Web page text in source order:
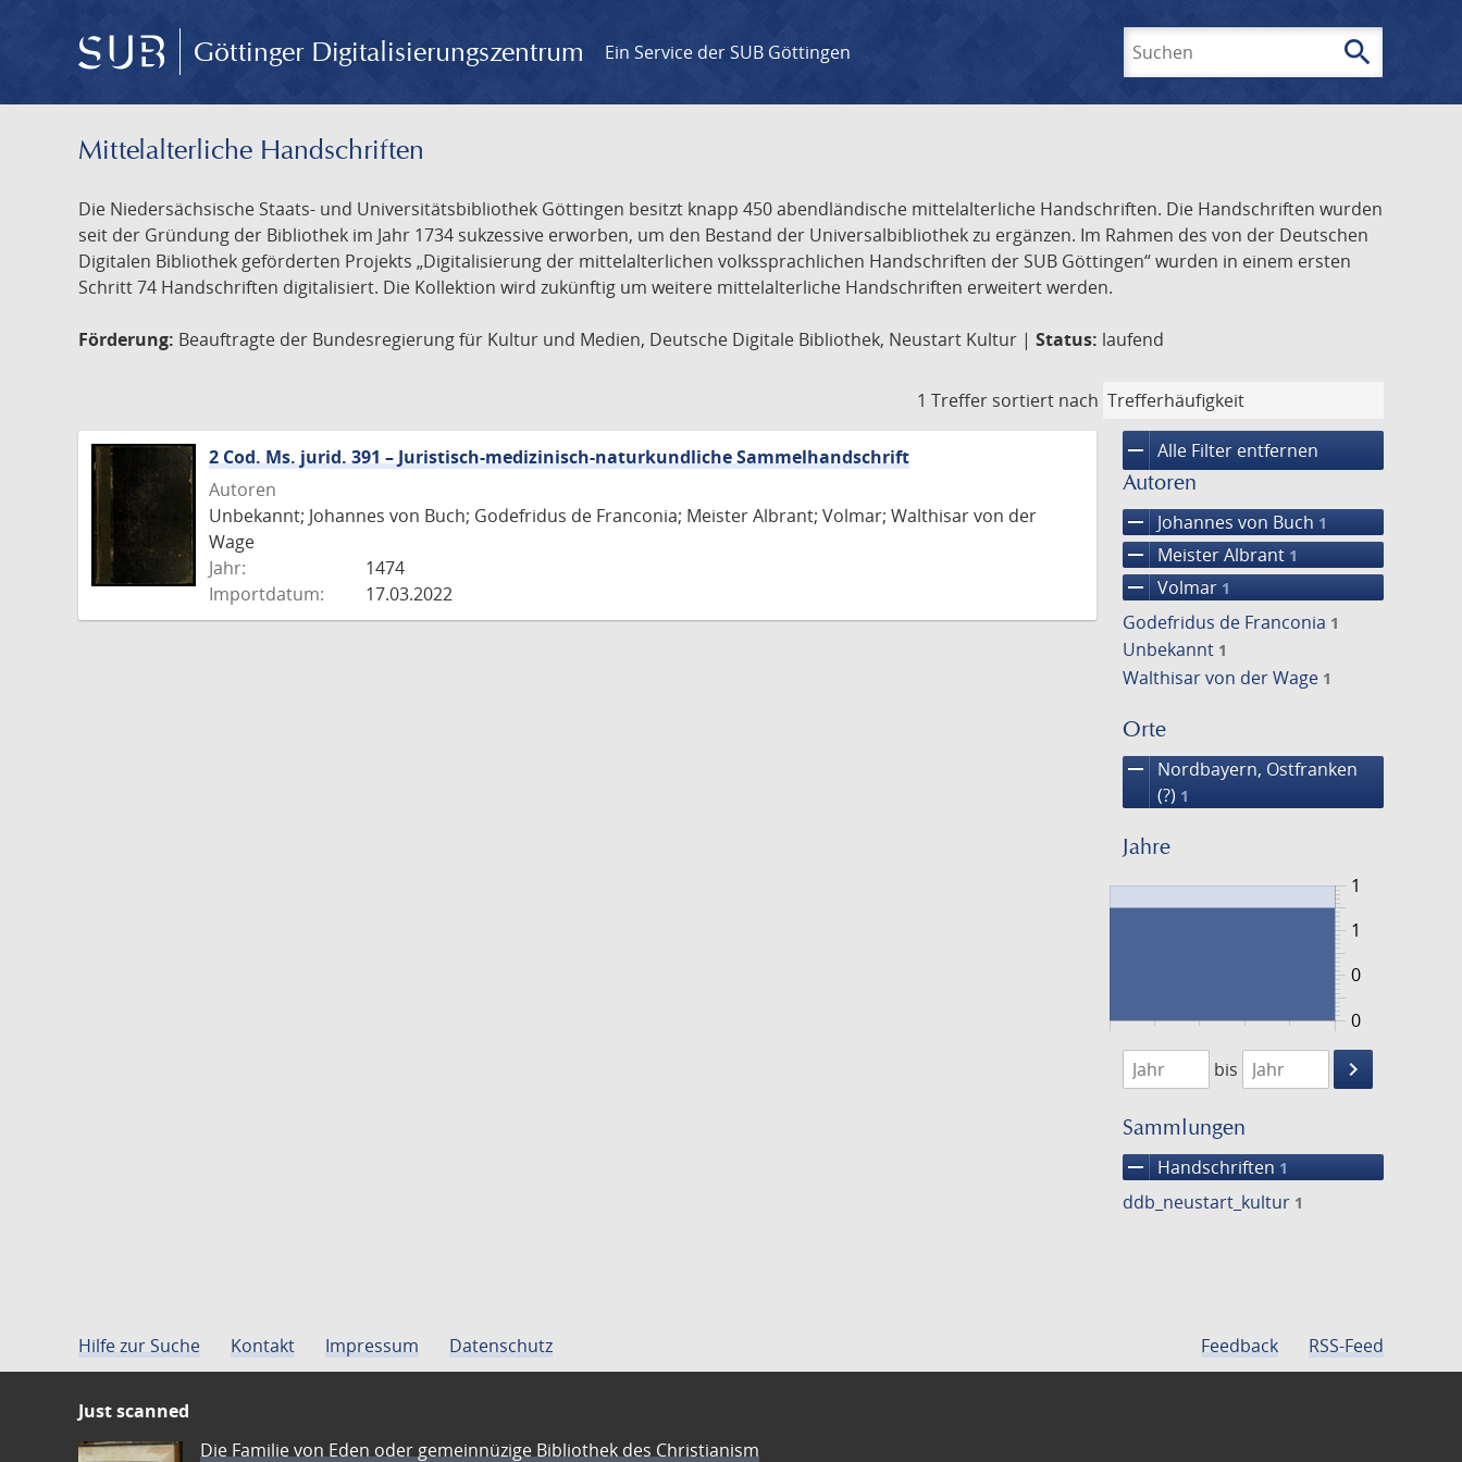
Göttinger Digitalisierungszentrum Ein Service der SUB Göttingen search
Mittelalterliche Handschriften
Die Niedersächsische Staats- und Universitätsbibliothek Göttingen besitzt knapp 450 abendländische mittelalterliche Handschriften. Die Handschriften wurden
seit der Gründung der Bibliothek im Jahr 1734 sukzessive erworben, um den Bestand der Universalbibliothek zu ergänzen. Im Rahmen des von der Deutschen
Digitalen Bibliothek geförderten Projekts „Digitalisierung der mittelalterlichen volkssprachlichen Handschriften der SUB Göttingen“ wurden in einem ersten
Schritt 74 Handschriften digitalisiert. Die Kollektion wird zukünftig um weitere mittelalterliche Handschriften erweitert werden.
Förderung: Beauftragte der Bundesregierung für Kultur und Medien, Deutsche Digitale Bibliothek, Neustart Kultur | Status: laufend
1 Treffer sortiert nach
remove Alle Filter entfernen
Autoren
remove Johannes von Buch 1
remove Meister Albrant 1
remove Volmar 1
Godefridus de Franconia 1
Unbekannt 1
Walthisar von der Wage 1
Orte
remove
Nordbayern, Ostfranken
(?) 1
Jahre
0
1
0
1
1474
1475
bis
keyboard_arrow_right
Suche
Sammlungen
remove Handschriften 1
ddb_neustart_kultur 1
2 Cod. Ms. jurid. 391 – Juristisch-medizinisch-naturkundliche Sammelhandschrift
Autoren
Unbekannt; Johannes von Buch; Godefridus de Franconia; Meister Albrant; Volmar; Walthisar von der
Wage
Jahr:
1474
Importdatum:
17.03.2022
Hilfe zur Suche Kontakt Impressum Datenschutz Feedback RSS-Feed
Just scanned
Die Familie von Eden oder gemeinnüzige Bibliothek des Christianism